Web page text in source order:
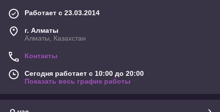
Работает с 23.03.2014
г. Алматы
Алматы, Казахстан
Контакты
Сегодня работает с 10:00 до 20:00
Показать весь график работы